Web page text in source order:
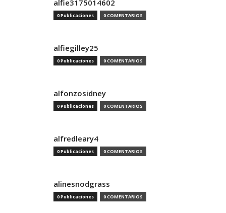
alfie3175014602
0 Publicaciones 0 COMENTARIOS
alfiegilley25
0 Publicaciones 0 COMENTARIOS
alfonzosidney
0 Publicaciones 0 COMENTARIOS
alfredleary4
0 Publicaciones 0 COMENTARIOS
alinesnodgrass
0 Publicaciones 0 COMENTARIOS